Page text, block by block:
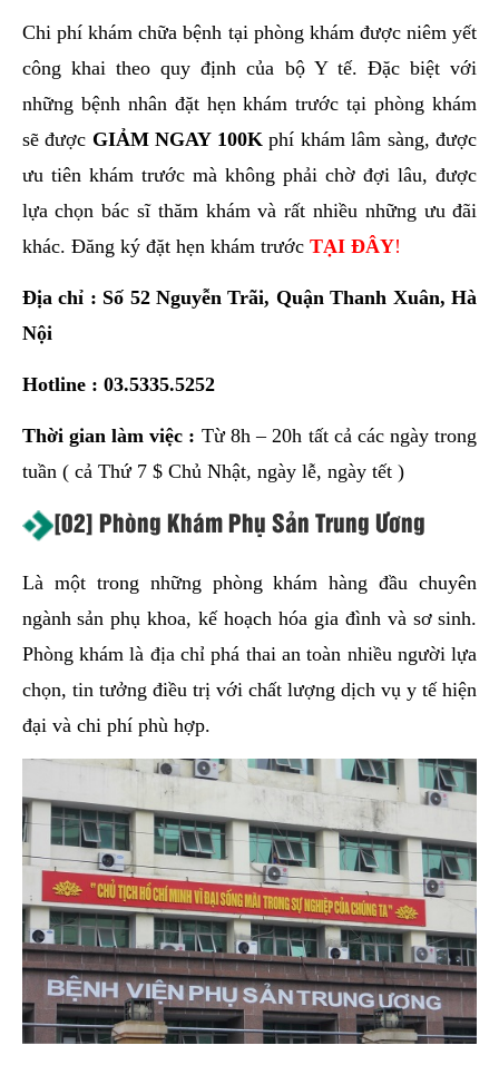
Chi phí khám chữa bệnh tại phòng khám được niêm yết
công khai theo quy định của bộ Y tế. Đặc biệt với
những bệnh nhân đặt hẹn khám trước tại phòng khám
sẽ được GIẢM NGAY 100Kphí khám lâm sàng, được
ưu tiên khám trước mà không phải chờ đợi lâu, được
lựa chọn bác sĩ thăm khám và rất nhiều những ưu đãi
khác. Đăng ký đặt hẹn khám trước TẠI ĐÂY!
Địa chỉ : Số 52 Nguyễn Trãi, Quận Thanh Xuân, Hà
Nội
Hotline : 03.5335.5252
Thời gian làm việc : Từ 8h – 20h tất cả các ngày trong
tuần ( cả Thứ 7 $ Chủ Nhật, ngày lễ, ngày tết )
[02] Phòng Khám Phụ Sản Trung Ương
Là một trong những phòng khám hàng đầu chuyên
ngành sản phụ khoa, kế hoạch hóa gia đình và sơ sinh.
Phòng khám là địa chỉ phá thai an toàn nhiều người lựa
chọn, tin tưởng điều trị với chất lượng dịch vụ y tế hiện
đại và chi phí phù hợp.